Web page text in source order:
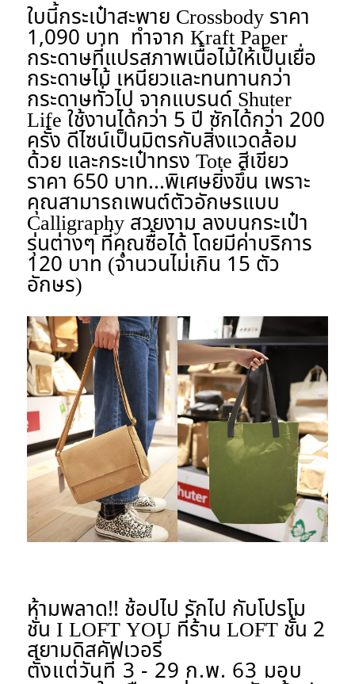
ใบนี้กระเป๋าสะพาย Crossbody ราคา
1,090 บาท ทำจาก Kraft Paper
กระดาษที่แปรสภาพเนื้อไม้ให้เป็นเยื่อ
กระดาษไม้ เหนียวและทนทานกว่า
กระดาษทั่วไป จากแบรนด์ Shuter
Life ใช้งานได้กว่า 5 ปี ซักได้กว่า 200
ครั้ง ดีไซน์เป็นมิตรกับสิ่งแวดล้อม
ด้วย และกระเป๋าทรง Tote สีเขียว
ราคา 650 บาท...พิเศษยิ่งขึ้น เพราะ
คุณสามารถเพนต์ตัวอักษรแบบ
Calligraphy สวยงาม ลงบนกระเป๋า
รุ่นต่างๆ ที่คุณซื้อได้ โดยมีค่าบริการ
120 บาท (จำนวนไม่เกิน 15 ตัว
อักษร)
ห้ามพลาด!! ช้อปไป รักไป กับโปรโม
ชั่น I LOFT YOU ที่ร้าน LOFT ชั้น 2
สยามดิสคัฟเวอรี่
ตั้งแต่วันที่ 3 - 29 ก.พ. 63 มอบ